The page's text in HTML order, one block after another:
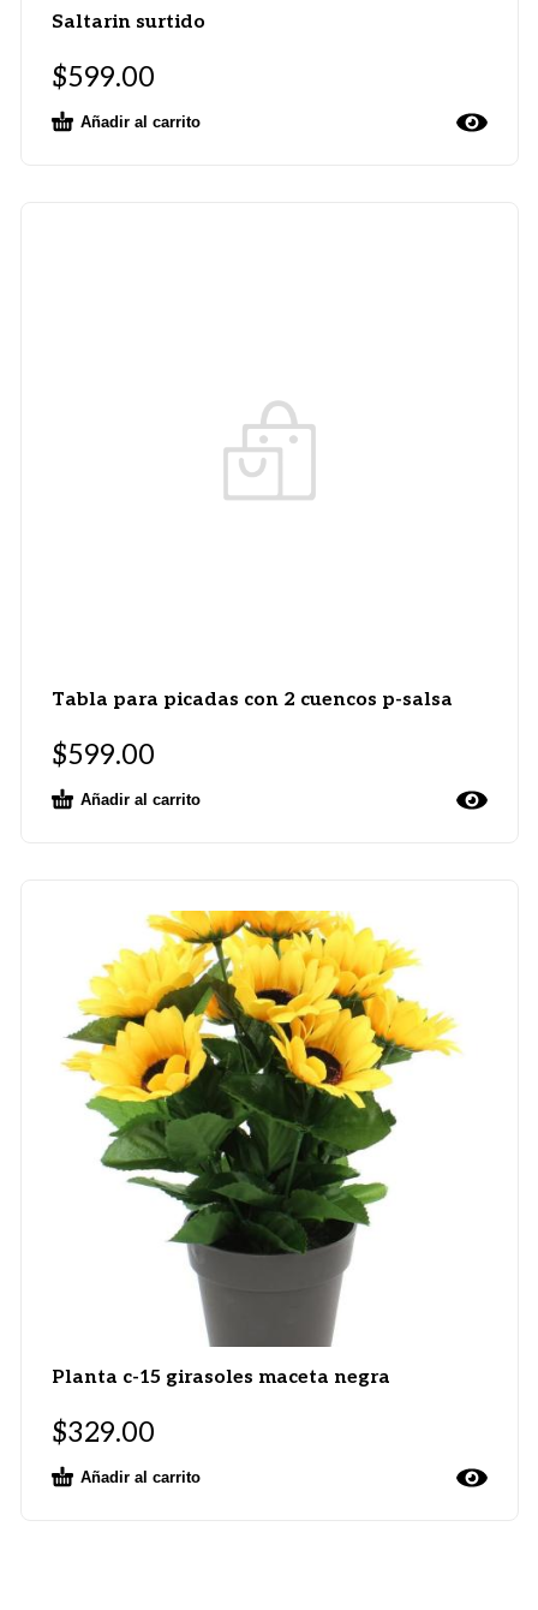
Saltarin surtido
$599.00
Añadir al carrito
Tabla para picadas con 2 cuencos p-salsa
$599.00
Añadir al carrito
Planta c-15 girasoles maceta negra
$329.00
Añadir al carrito